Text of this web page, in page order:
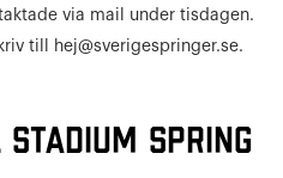
via mail under tisdagen.
till hej@sverigespringer.se.
Spring